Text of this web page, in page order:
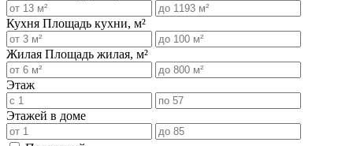
Кухня Площадь кухни, м²
Жилая Площадь жилая, м²
Этаж
Этажей в доме